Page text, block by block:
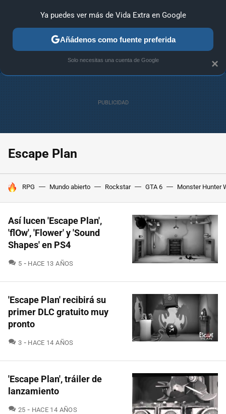
ANÁLISIS GUÍAS Y TRUCOS PC SONY NINTENDO
Escape Plan
HOY SE HABLA DE
RPG Mundo abierto Rockstar GTA 6 Monster Hunter
Así lucen 'Escape Plan',
'flOw', 'Flower' y 'Sound
Shapes' en PS4
5 COMENTARIOS
HACE 13 AÑOS
'Escape Plan' recibirá su
primer DLC gratuito muy
pronto
3 COMENTARIOS
HACE 14 AÑOS
'Escape Plan', tráiler de
lanzamiento
25 COMENTARIOS
HACE 14 AÑOS
×
Ya puedes ver más de Vida Extra en Google
Añádenos como fuente preferida
Solo necesitas una cuenta de Google